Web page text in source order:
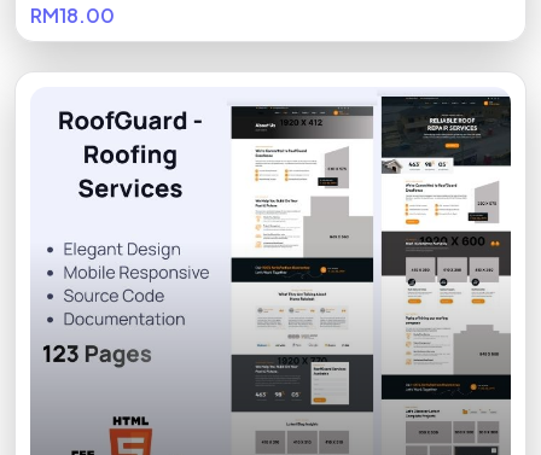
RM18.00